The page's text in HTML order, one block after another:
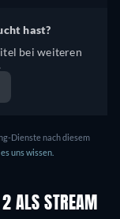
hast?
bei weiteren
Dienste nach diesem
uns wissen.
ALS STREAM